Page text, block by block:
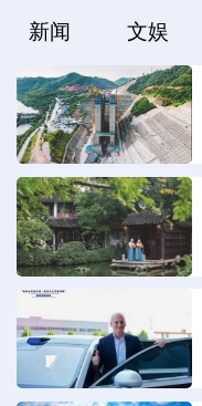
新闻 文娱